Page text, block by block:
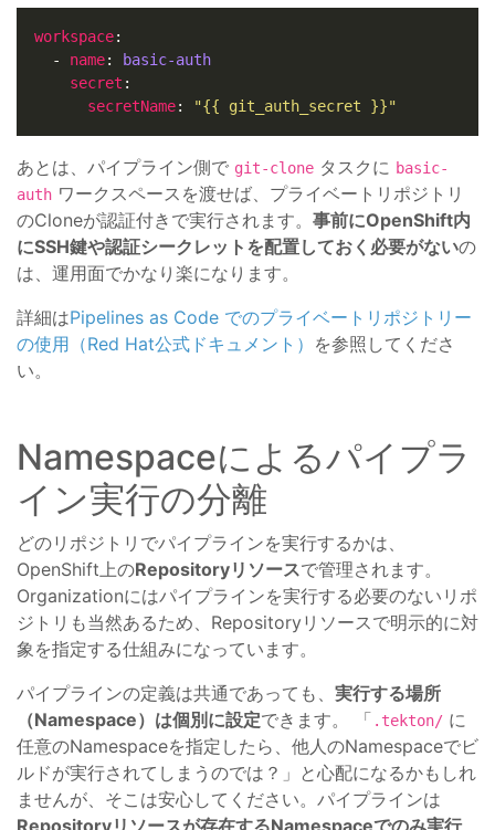
workspace
  -
name:
basic-auth
secret
secretName: "{{ git_auth_secret }}"
あとは、パイプライン側で git-clone タスクに basic-
auth ワークスペースを渡せば、プライベートリポジトリ
のCloneが認証付きで実行されます。 事前にOpenShift内
にSSH鍵や認証シークレットを配置しておく必要がないの
は、運用面でかなり楽になります。
詳細はPipelines as Code でのプライベートリポジトリー
の使用（Red Hat公式ドキュメント） を参照してくださ
い。
Namespaceによるパイプラ
イン実行の分離
どのリポジトリでパイプラインを実行するかは、
OpenShift上のRepositoryリソースで管理されます。
Organizationにはパイプラインを実行する必要のないリポ
ジトリも当然あるため、Repositoryリソースで明示的に対
象を指定する仕組みになっています。
パイプラインの定義は共通であっても、 実行する場所
（Namespace）は個別に設定できます。 「 .tekton/ に
任意のNamespaceを指定したら、他人のNamespaceでビ
ルドが実行されてしまうのでは？」と心配になるかもしれ
ませんが、そこは安心してください。パイプラインは
Repositoryリソースが存在するNamespaceでのみ実行